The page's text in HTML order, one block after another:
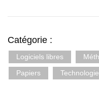
Catégorie :
Logiciels libres
Papiers
Technologie